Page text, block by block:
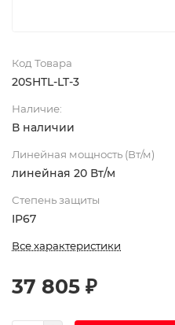
Код Товара
20SHTL-LT-3
Наличие:
В наличии
Линейная мощность (Вт/м)
линейная 20 Вт/м
Степень защиты
IP67
Все характеристики
37 805 ₽